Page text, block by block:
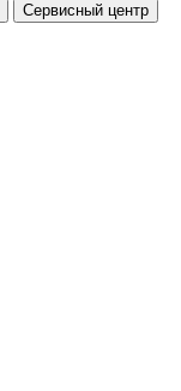
Сервисный центр